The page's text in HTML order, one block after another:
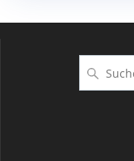
nach: